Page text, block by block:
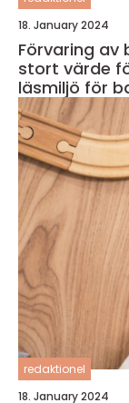
18. January 2024
Förvaring av
stort värde
läsmiljö för
redaktionel
18. January 2024